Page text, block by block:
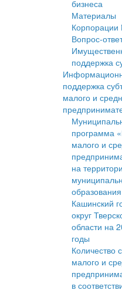
бизнеса
Материалы
Вопрос-
поддержка
поддержка
малого и
программа
малого и
на
образования
Кашинский
округ
области на
годы
Количество
малого и
в